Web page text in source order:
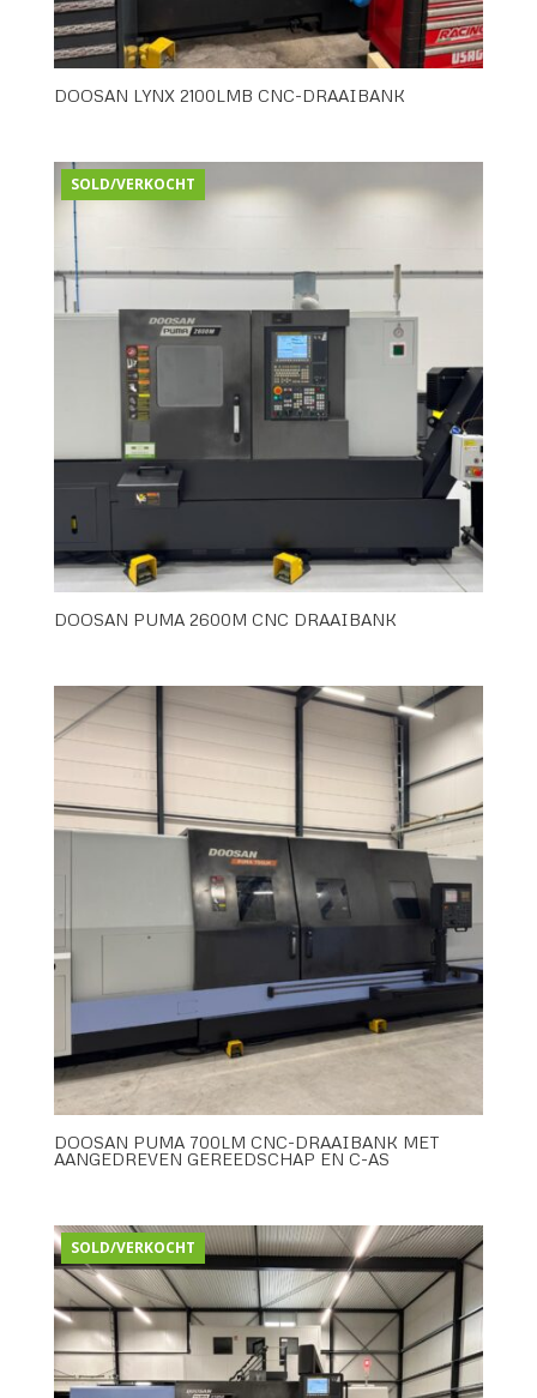
DOOSAN LYNX 2100LMB CNC-DRAAIBANK
SOLD/VERKOCHT
DOOSAN PUMA 2600M CNC DRAAIBANK
DOOSAN PUMA 700LM CNC-DRAAIBANK MET
AANGEDREVEN GEREEDSCHAP EN C-AS
SOLD/VERKOCHT